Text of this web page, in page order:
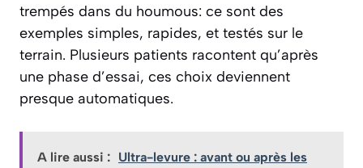
trempés dans du houmous: ce sont des
exemples simples, rapides, et testés sur le
terrain. Plusieurs patients racontent qu’après
une phase d’essai, ces choix deviennent
presque automatiques.
A lire aussi : Ultra-levure : avant ou après les